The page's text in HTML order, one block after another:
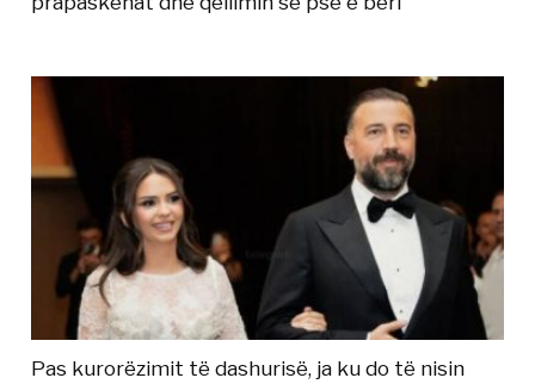
Pas kurorëzimit të dashurisë, ja ku do të nisin